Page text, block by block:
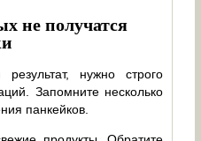
не получатся
нужно строго
Запомните несколько
панкейков.